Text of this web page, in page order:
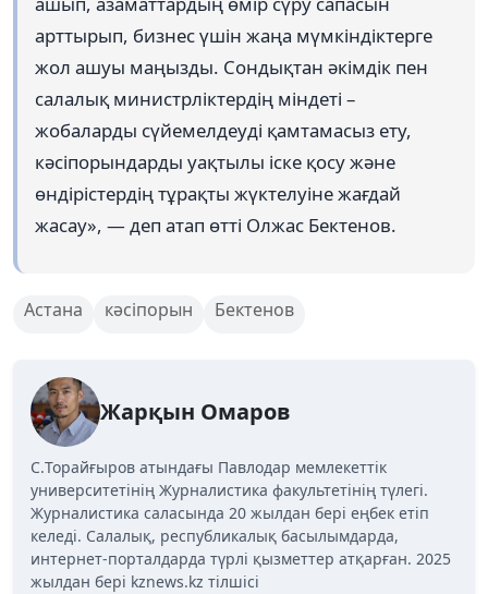
арттырып, бизнес үшін жаңа мүмкіндіктерге
жол ашуы маңызды. Сондықтан әкімдік пен
салалық министрліктердің міндеті –
жобаларды сүйемелдеуді қамтамасыз ету,
кәсіпорындарды уақтылы іске қосу және
өндірістердің тұрақты жүктелуіне жағдай
жасау», — деп атап өтті Олжас Бектенов.
Астана кәсіпорын Бектенов
Жарқын Омаров
C.Торайғыров атындағы Павлодар мемлекеттік
университетінің Журналистика факультетінің түлегі.
Журналистика саласында 20 жылдан бері еңбек етіп
келеді. Салалық, республикалық басылымдарда,
интернет-порталдарда түрлі қызметтер атқарған. 2025
жылдан бері kznews.kz тілшісі